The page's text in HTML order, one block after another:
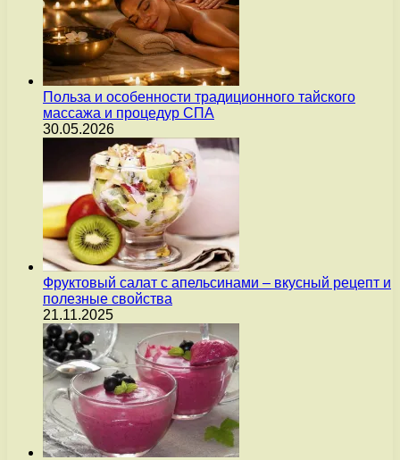
Польза и особенности традиционного тайского
массажа и процедур СПА
30.05.2026
Фруктовый салат с апельсинами – вкусный рецепт и
полезные свойства
21.11.2025